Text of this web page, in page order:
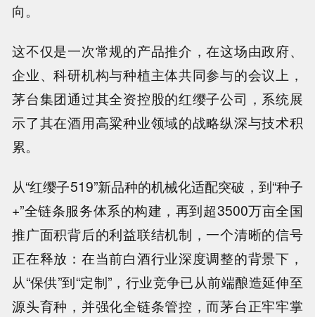
向。
这不仅是一次常规的产品推介，在这场由政府、
企业、科研机构与种植主体共同参与的会议上，
茅台集团通过其全资控股的红缨子公司，系统展
示了其在酒用高粱种业领域的战略纵深与技术积
累。
从“红缨子519”新品种的机械化适配突破，到“种子
+”全链条服务体系的构建，再到超3500万亩全国
推广面积背后的利益联结机制，一个清晰的信号
正在释放：在当前白酒行业深度调整的背景下，
从“保供”到“定制”，行业竞争已从前端酿造延伸至
源头育种，并强化全链条管控，而茅台正牢牢掌